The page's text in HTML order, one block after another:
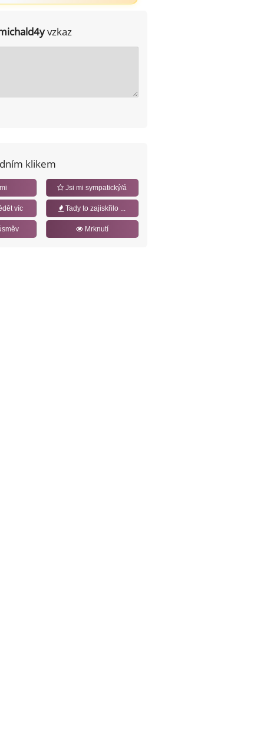
vzkaz
klikem
Jsi mi sympatický/á
víc Tady to zajiskřilo ...
Mrknutí